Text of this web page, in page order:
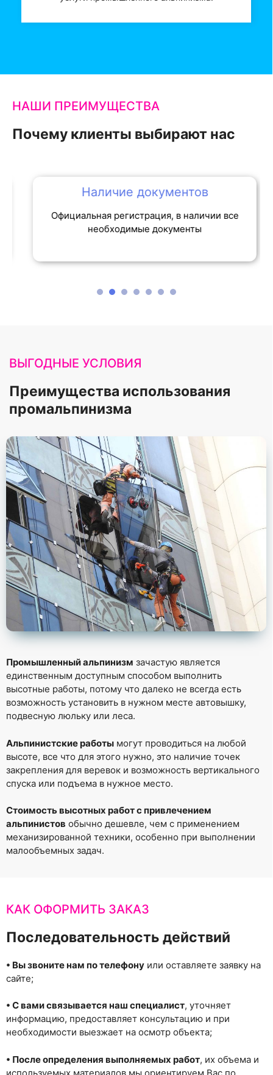
НАШИ ПРЕИМУЩЕСТВА
Почему клиенты выбирают нас
Наличие документов
Официальная регистрация, в наличии все
необходимые документы
ВЫГОДНЫЕ УСЛОВИЯ
Преимущества использования
промальпинизма
Промышленный альпинизм зачастую является
единственным доступным способом выполнить
высотные работы, потому что далеко не всегда есть
возможность установить в нужном месте автовышку,
подвесную люльку или леса.
Альпинистские работы могут проводиться на любой
высоте, все что для этого нужно, это наличие точек
закрепления для веревок и возможность вертикального
спуска или подъема в нужное место.
Стоимость высотных работ с привлечением
альпинистов обычно дешевле, чем с применением
механизированной техники, особенно при выполнении
малообъемных задач.
КАК ОФОРМИТЬ ЗАКАЗ
Последовательность действий
• Вы звоните нам по телефону или оставляете заявку на
сайте;
• С вами связывается наш специалист, уточняет
информацию, предоставляет консультацию и при
необходимости выезжает на осмотр объекта;
• После определения выполняемых работ, их объема и